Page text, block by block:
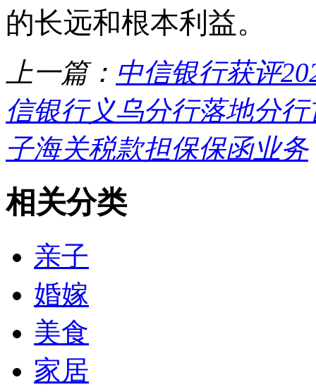
的长远和根本利益。
上一篇： 中信银行获评
信银行义乌分行落地分
子海关税款担保保函业务
相关分类
亲子
婚嫁
美食
家居